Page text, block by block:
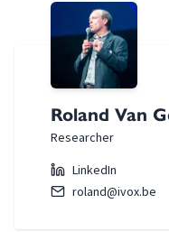
Roland Van
Researcher
LinkedIn
roland@ivox.be